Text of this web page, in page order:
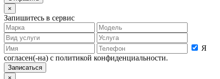
×
Запишитесь в сервис
Я
согласен(-на) с политикой конфиденциальности.